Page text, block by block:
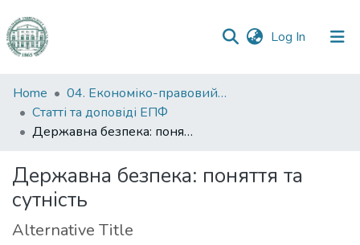
Log In (current)
Communities
&
Collections
Statistics
Home
04. Економіко-правовий факультет
Статті та доповіді ЕПФ
Державна безпека: поняття та сутність
Державна безпека: поняття та
сутність
Alternative Title